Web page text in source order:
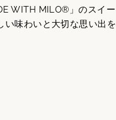
WITH MILO®」のスイー
い味わいと大切な思い出を